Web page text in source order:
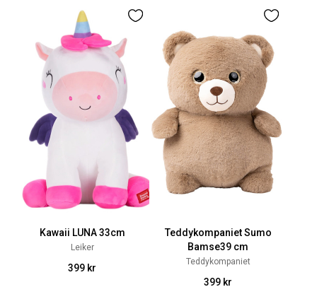
Kawaii LUNA 33cm
Leiker
399 kr
Teddykompaniet Sumo
Bamse39 cm
Teddykompaniet
399 kr